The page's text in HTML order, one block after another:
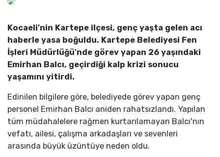
Kocaeli'nin Kartepe ilçesi, genç yaşta gelen acı
haberle yasa boğuldu. Kartepe Belediyesi Fen
İşleri Müdürlüğü'nde görev yapan 26 yaşındaki
Emirhan Balcı, geçirdiği kalp krizi sonucu
yaşamını yitirdi.
Edinilen bilgilere göre, belediyede görev yapan genç
personel Emirhan Balcı aniden rahatsızlandı. Yapılan
tüm müdahalelere rağmen kurtarılamayan Balcı'nın
vefatı, ailesi, çalışma arkadaşları ve sevenleri
arasında büyük üzüntüye neden oldu.